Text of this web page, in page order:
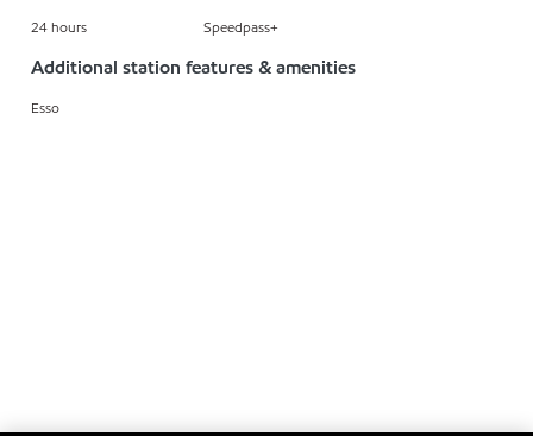
24 hours Speedpass+
Additional station features & amenities
Esso